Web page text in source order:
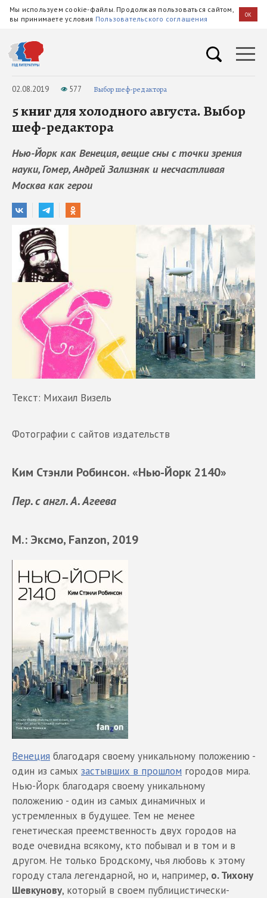
Мы используем cookie-файлы. Продолжая пользоваться сайтом,
вы принимаете условия Пользовательского соглашения OK
02.08.2019 577 Выбор шеф-редактора
5 книг для холодного августа. Выбор
шеф-редактора
Нью-Йорк как Венеция, вещие сны с точки зрения
науки, Гомер, Андрей Зализняк и несчастливая
Москва как герои
Текст: Михаил Визель
Фотографии с сайтов издательств
Ким Стэнли Робинсон. «Нью-Йорк 2140»
Пер. с англ. А. Агеева
М.: Эксмо, Fanzon, 2019
Венеция благодаря своему уникальному положению -
один из самых застывших в прошлом городов мира.
Нью-Йорк благодаря своему уникальному
положению - один из самых динамичных и
устремленных в будущее. Тем не менее
генетическая преемственность двух городов на
воде очевидна всякому, кто побывал и в том и в
другом. Не только Бродскому, чья любовь к этому
городу стала легендарной, но и, например, о. Тихону
Шевкунову, который в своем публицистически-